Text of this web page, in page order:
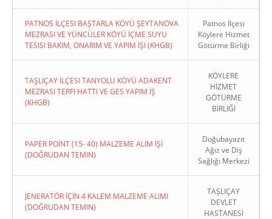
PATNOS İLÇESI BAŞTARLA KÖYÜ ŞEYTANOVA
MEZRASI VE YÜNCÜLER KÖYÜ İÇME SUYU
TESISI BAKIM, ONARIM VE YAPIM İŞI (KHGB)
Patnos İlçesi
Köylere Hizmet
Götürme Birliği
TAŞLIÇAY İLÇESI TANYOLU KÖYÜ ADAKENT
MEZRASI TERFI HATTI VE GES YAPIM İŞ
(KHGB)
KÖYLERE
HİZMET
GÖTÜRME
BİRLİĞİ
PAPER POİNT (15- 40) MALZEME ALIM İŞİ
(DOĞRUDAN TEMIN)
Doğubayazıt
Ağız ve Diş
Sağlığı Merkezi
JENERATÖR İÇİN 4 KALEM MALZEME ALIMI
(DOĞRUDAN TEMIN)
TAŞLIÇAY
DEVLET
HASTANESİ